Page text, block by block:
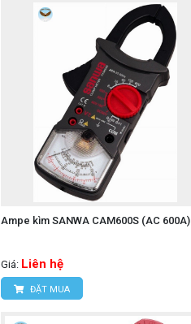
Ampe kìm SANWA CAM600S (AC 600A)
Giá: Liên hệ
ĐẶT MUA